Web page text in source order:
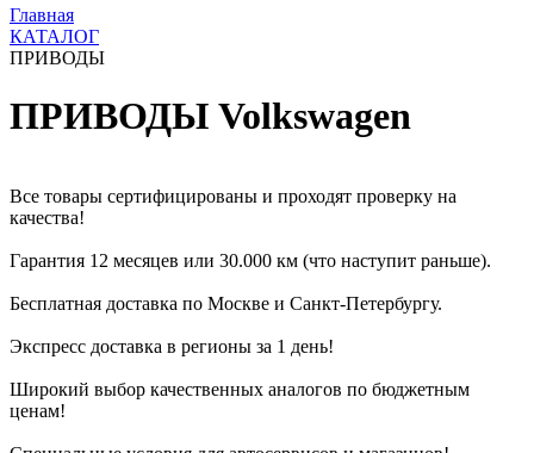
Главная
КАТАЛОГ
ПРИВОДЫ
ПРИВОДЫ Volkswagen
Все товары сертифицированы и проходят проверку на
качества!
Гарантия 12 месяцев или 30.000 км (что наступит раньше).
Бесплатная доставка по Москве и Санкт-Петербургу.
Экспресс доставка в регионы за 1 день!
Широкий выбор качественных аналогов по бюджетным
ценам!